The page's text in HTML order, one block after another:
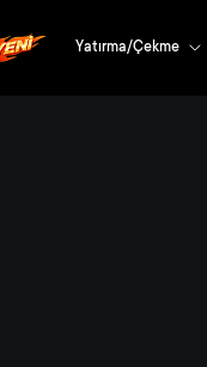
Yatırma/Çekme